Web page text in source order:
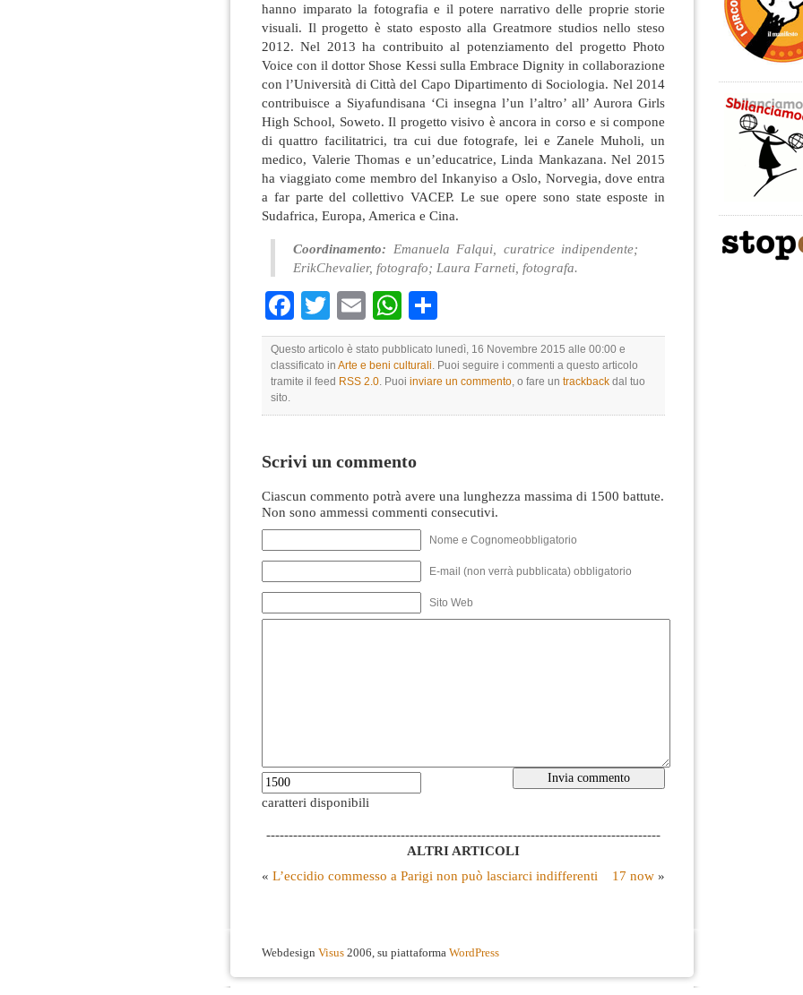
hanno imparato la fotografia e il potere narrativo delle proprie storie
visuali. Il progetto è stato esposto alla Greatmore studios nello steso
2012. Nel 2013 ha contribuito al potenziamento del progetto Photo
Voice con il dottor Shose Kessi sulla Embrace Dignity in collaborazione
con l’Università di Città del Capo Dipartimento di Sociologia. Nel 2014
contribuisce a Siyafundisana ‘Ci insegna l’un l’altro’ all’ Aurora Girls
High School, Soweto. Il progetto visivo è ancora in corso e si compone
di quattro facilitatrici, tra cui due fotografe, lei e Zanele Muholi, un
medico, Valerie Thomas e un’educatrice, Linda Mankazana. Nel 2015
ha viaggiato come membro del Inkanyiso a Oslo, Norvegia, dove entra
a far parte del collettivo VACEP. Le sue opere sono state esposte in
Sudafrica, Europa, America e Cina.
Coordinamento: Emanuela Falqui, curatrice indipendente;
ErikChevalier, fotografo; Laura Farneti, fotografa.
Facebook
TwitterEmailWhatsApp
Questo articolo è stato pubblicato lunedì, 16 Novembre 2015 alle 00:00 e
classificato in Arte e beni culturali. Puoi seguire i commenti a questo articolo
tramite il feed RSS 2.0. Puoi inviare un commento, o fare un trackback dal tuo
sito.
Scrivi un commento
Ciascun commento potrà avere una lunghezza massima di 1500 battute.
Non sono ammessi commenti consecutivi.
Nome e Cognomeobbligatorio
E-mail (non verrà pubblicata) obbligatorio
Sito Web
caratteri disponibili
----------------------------------------------------------------------------------------
ALTRI ARTICOLI
« L’eccidio commesso a Parigi non può lasciarci indifferenti 17 now »
Webdesign Visus 2006, su piattaforma WordPress